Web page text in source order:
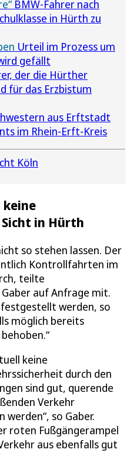
BMW-Fahrer nach
in Hürth zu
Urteil im Prozess um
gefällt
der die Hürther
für das Erzbistum
aus Erftstadt
im Rhein-Erft-Kreis
Köln
keine
in Hürth
so stehen lassen. Der
Kontrollfahrten im
teilte
auf Anfrage mit.
werden, so
möglich bereits
keine
durch den
sind gut, querende
Verkehr
so Gaber.
roten Fußgängerampel
aus ebenfalls gut